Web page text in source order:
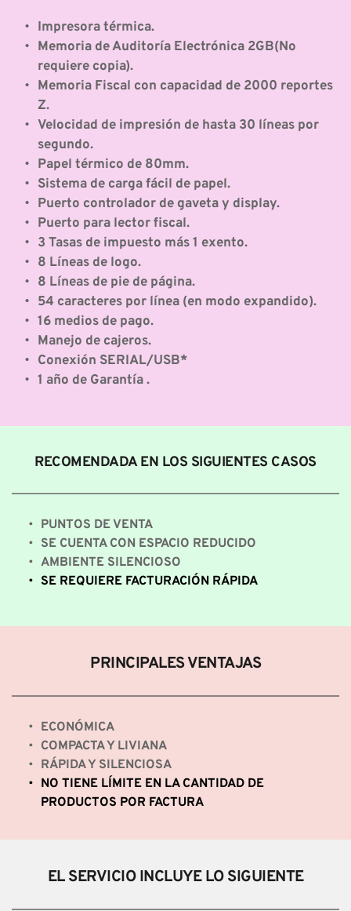
Impresora térmica.
Memoria de Auditoría Electrónica 2GB(No
requiere copia).
Memoria Fiscal con capacidad de 2000 reportes
Z.
Velocidad de impresión de hasta 30 líneas por
segundo.
Papel térmico de 80mm.
Sistema de carga fácil de papel.
Puerto controlador de gaveta y display.
Puerto para lector fiscal.
3 Tasas de impuesto más 1 exento.
8 Líneas de logo.
8 Líneas de pie de página.
54 caracteres por línea (en modo expandido).
16 medios de pago.
Manejo de cajeros.
Conexión SERIAL/USB*
1 año de Garantía .
RECOMENDADA EN LOS SIGUIENTES CASOS
PUNTOS DE VENTA
SE CUENTA CON ESPACIO REDUCIDO
AMBIENTE SILENCIOSO
SE REQUIERE FACTURACIÓN RÁPIDA
PRINCIPALES VENTAJAS
ECONÓMICA
COMPACTA Y LIVIANA
RÁPIDA Y SILENCIOSA
NO TIENE LÍMITE EN LA CANTIDAD DE
PRODUCTOS POR FACTURA
EL SERVICIO INCLUYE LO SIGUIENTE